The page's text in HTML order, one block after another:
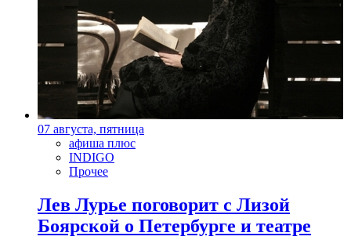
07 августа, пятница
афиша плюс
INDIGO
Прочее
Лев Лурье поговорит с Лизой
Боярской о Петербурге и театре